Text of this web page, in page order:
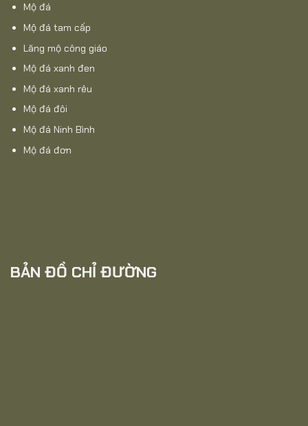
Mộ đá
Mộ đá tam cấp
Lăng mộ công giáo
Mộ đá xanh đen
Mộ đá xanh rêu
Mộ đá đôi
Mộ đá Ninh Bình
Mộ đá đơn
BẢN ĐỒ CHỈ ĐƯỜNG